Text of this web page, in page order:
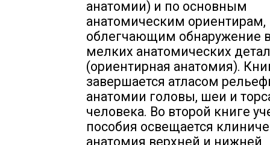
анатомии) и по основным
анатомическим ориентирам,
облегчающим обнаружение
мелких анатомических
(ориентирная анатомия).
завершается атласом
анатомии головы, шеи и
человека. Во второй книге
пособия освещается
анатомия верхней и нижней